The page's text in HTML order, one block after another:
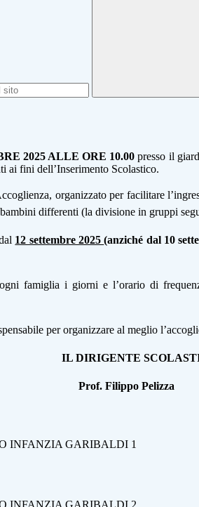
2025 ALLE ORE 10.00 presso il
ai fini dell’Inserimento Scolastico.
organizzato per facilitare
differenti (la divisione in gruppi
12 settembre 2025(anziché dal 10
famiglia i giorni e l’orario di
per organizzare al meglio
INFANZIA GARIBALDI 1
INFANZIA GARIBALDI 2